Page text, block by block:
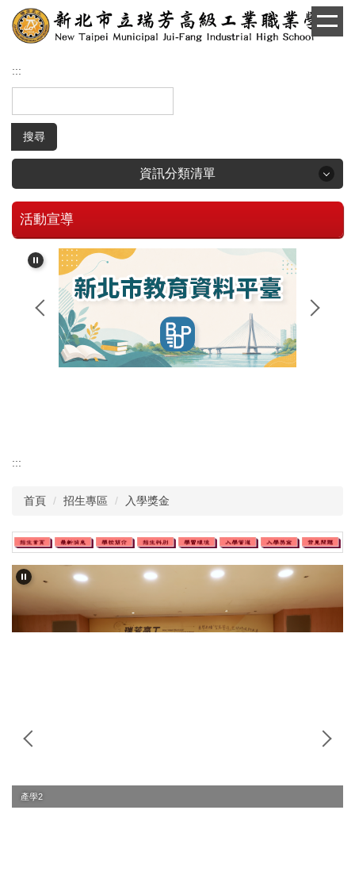
跳
到
內
:::
搜尋
資訊分類清單
回首頁
學生和家長專區
招生專區
校長簡介
其他單位
學校章則
請購系統
檔案下載
活動宣導
:::
首頁 招生專區 入學獎金
產學2